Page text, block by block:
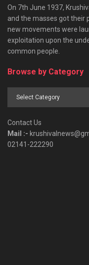
On 7th June 1937,
and the masses got their
new movements were
exploitation upon the
common people.
Browse by Category
Contact Us
Mail :-
02141-222290